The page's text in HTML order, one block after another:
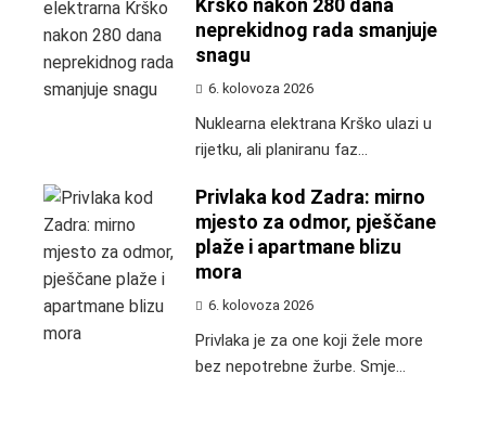
neprekidnog rada smanjuje
snagu
6. kolovoza 2026
Nuklearna elektrana Krško ulazi u
rijetku, ali planiranu faz...
Privlaka kod Zadra: mirno
mjesto za odmor, pješčane
plaže i apartmane blizu
mora
6. kolovoza 2026
Privlaka je za one koji žele more
bez nepotrebne žurbe. Smje...